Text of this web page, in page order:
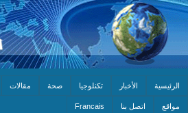
الرئيسية الأخبار تكنلوجيا صحة مقالات
مواقع اتصل بنا Francais